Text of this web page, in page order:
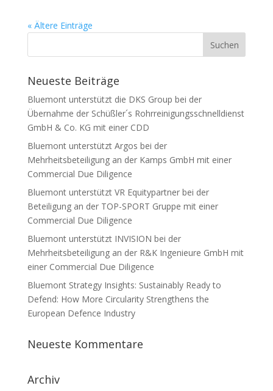
« Ältere Einträge
Neueste Beiträge
Bluemont unterstützt die DKS Group bei der
Übernahme der Schüßler´s Rohrreinigungsschnelldienst
GmbH & Co. KG mit einer CDD
Bluemont unterstützt Argos bei der
Mehrheitsbeteiligung an der Kamps GmbH mit einer
Commercial Due Diligence
Bluemont unterstützt VR Equitypartner bei der
Beteiligung an der TOP-SPORT Gruppe mit einer
Commercial Due Diligence
Bluemont unterstützt INVISION bei der
Mehrheitsbeteiligung an der R&K Ingenieure GmbH mit
einer Commercial Due Diligence
Bluemont Strategy Insights: Sustainably Ready to
Defend: How More Circularity Strengthens the
European Defence Industry
Neueste Kommentare
Archiv